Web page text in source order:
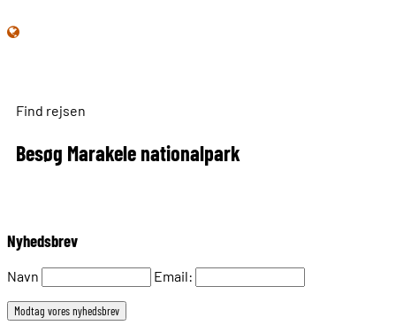
Find rejsen
Besøg Marakele nationalpark
Nyhedsbrev
Navn Email: